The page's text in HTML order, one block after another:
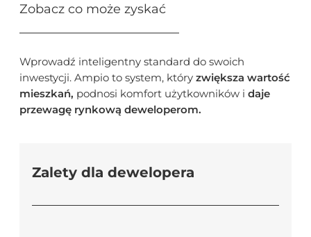
Zobacz co może zyskać
Wprowadź inteligentny standard do swoich
inwestycji. Ampio to system, który zwiększa wartość
mieszkań, podnosi komfort użytkowników i daje
przewagę rynkową deweloperom.
Zalety dla dewelopera